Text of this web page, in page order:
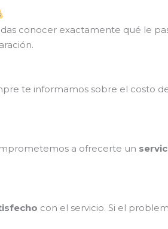
conocer exactamente qué le
te informamos sobre el costo
a ofrecerte un
con el servicio. Si el